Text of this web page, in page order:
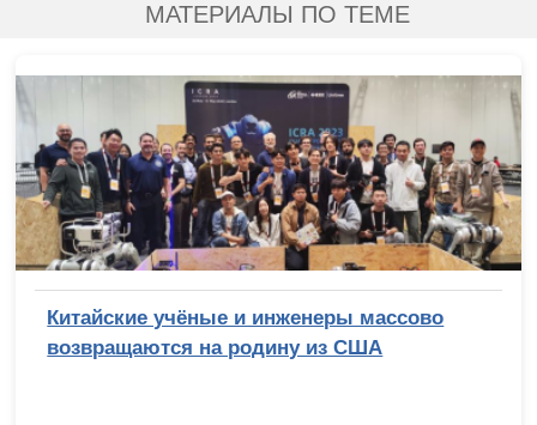
МАТЕРИАЛЫ ПО ТЕМЕ
Китайские учёные и инженеры массово
возвращаются на родину из США